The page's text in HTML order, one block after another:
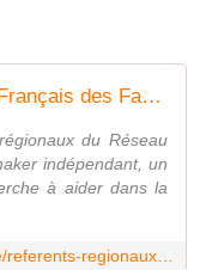
Référents régionaux du Réseau Français des Fablabs
du Réseau
indépendant, un
à aider dans la